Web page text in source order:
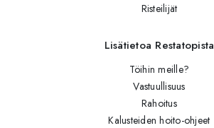
Risteilijät
Lisätietoa Restatopista
Töihin meille?
Vastuullisuus
Rahoitus
Kalusteiden hoito-ohjeet